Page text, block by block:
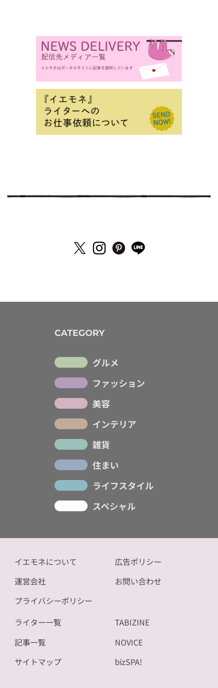
CATEGORY
グルメ
ファッション
美容
インテリア
雑貨
住まい
ライフスタイル
スペシャル
イエモネについて
運営会社
プライバシーポリシー
広告ポリシー
お問い合わせ
ライター一覧
記事一覧
サイトマップ
TABIZINE
NOVICE
bizSPA!